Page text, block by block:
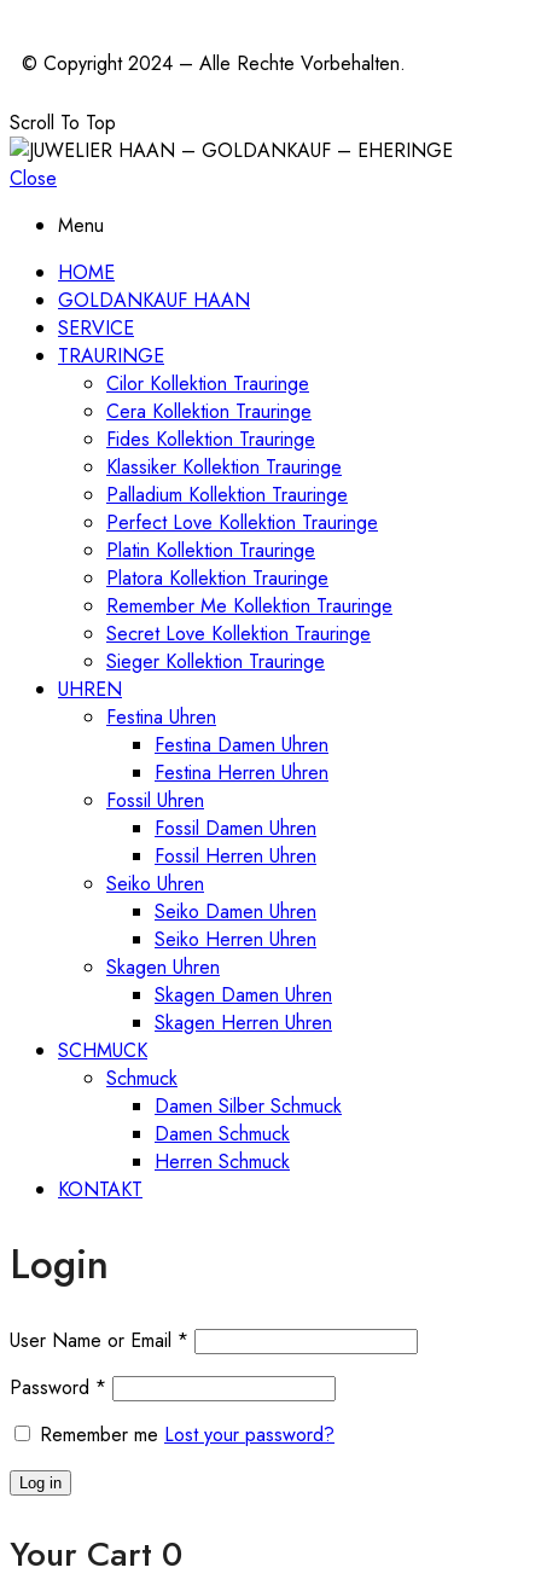
© Copyright 2024 – Alle Rechte Vorbehalten.
Scroll To Top
Close
Menu
HOME
GOLDANKAUF HAAN
SERVICE
TRAURINGE
Cilor Kollektion Trauringe
Cera Kollektion Trauringe
Fides Kollektion Trauringe
Klassiker Kollektion Trauringe
Palladium Kollektion Trauringe
Perfect Love Kollektion Trauringe
Platin Kollektion Trauringe
Platora Kollektion Trauringe
Remember Me Kollektion Trauringe
Secret Love Kollektion Trauringe
Sieger Kollektion Trauringe
UHREN
Festina Uhren
Festina Damen Uhren
Festina Herren Uhren
Fossil Uhren
Fossil Damen Uhren
Fossil Herren Uhren
Seiko Uhren
Seiko Damen Uhren
Seiko Herren Uhren
Skagen Uhren
Skagen Damen Uhren
Skagen Herren Uhren
SCHMUCK
Schmuck
Damen Silber Schmuck
Damen Schmuck
Herren Schmuck
KONTAKT
Login
User Name or Email *
Password *
Remember me Lost your password?
Log in
Your Cart 0